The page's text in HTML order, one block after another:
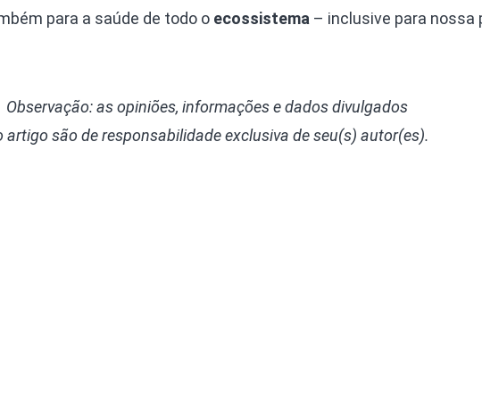
para a saúde de todo o ecossistema – inclusive para nossa
Observação: as opiniões, informações e dados divulgados
artigo são de responsabilidade exclusiva de seu(s) autor(es).